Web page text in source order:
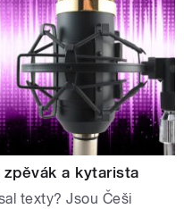
a kytarista
texty? Jsou Češi